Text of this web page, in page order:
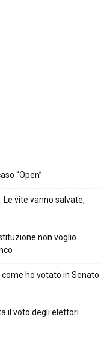
“Open”
vite vanno salvate,
non voglio
ho votato in Senato:
il voto degli elettori